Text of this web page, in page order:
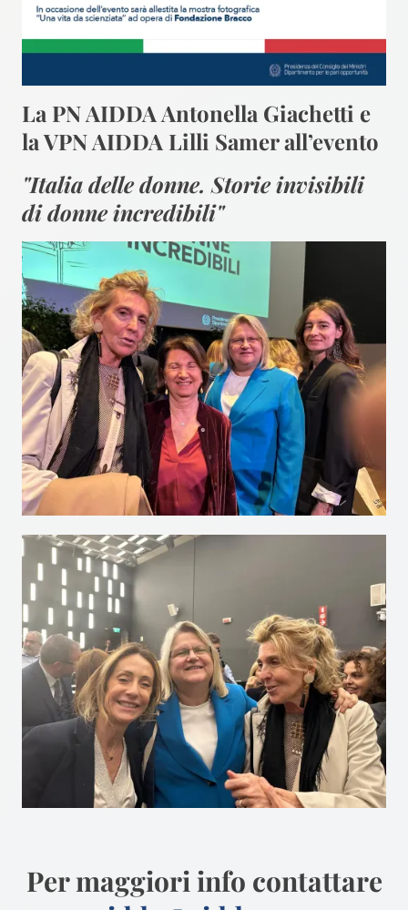
La PN AIDDA Antonella Giachetti e
la VPN AIDDA Lilli Samer all’evento
"Italia delle donne. Storie invisibili
di donne incredibili"
Per maggiori info contattare